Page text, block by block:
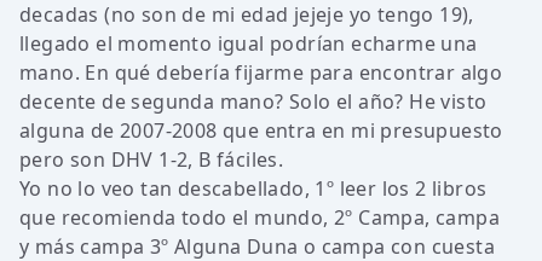
decadas (no son de mi edad jejeje yo tengo 19),
llegado el momento igual podrían echarme una
mano. En qué debería fijarme para encontrar algo
decente de segunda mano? Solo el año? He visto
alguna de 2007-2008 que entra en mi presupuesto
pero son DHV 1-2, B fáciles.
Yo no lo veo tan descabellado, 1º leer los 2 libros
que recomienda todo el mundo, 2º Campa, campa
y más campa 3º Alguna Duna o campa con cuesta